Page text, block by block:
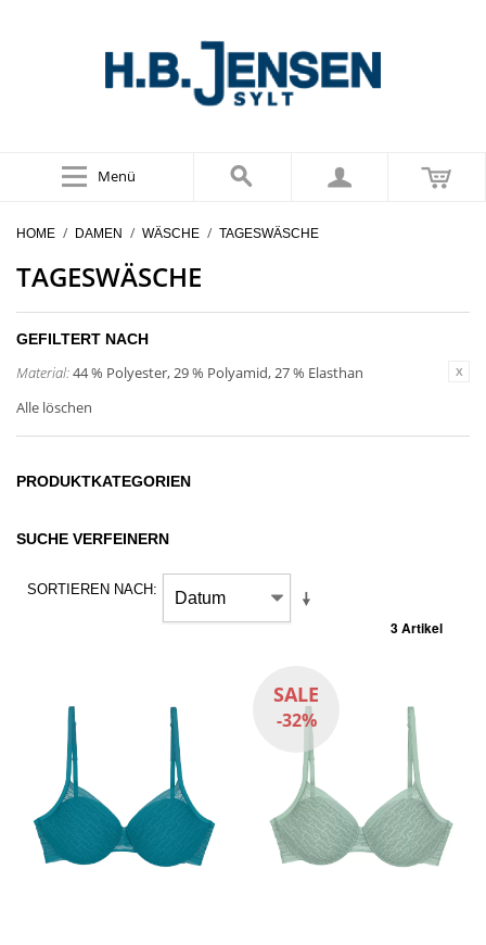
Menü
HOME / DAMEN / WÄSCHE / TAGESWÄSCHE
TAGESWÄSCHE
GEFILTERT NACH
Material:44 % Polyester, 29 % Polyamid, 27 % Elasthan
Alle löschen
PRODUKTKATEGORIEN
SUCHE VERFEINERN
SORTIEREN NACH
3 Artikel
SALE
-32%